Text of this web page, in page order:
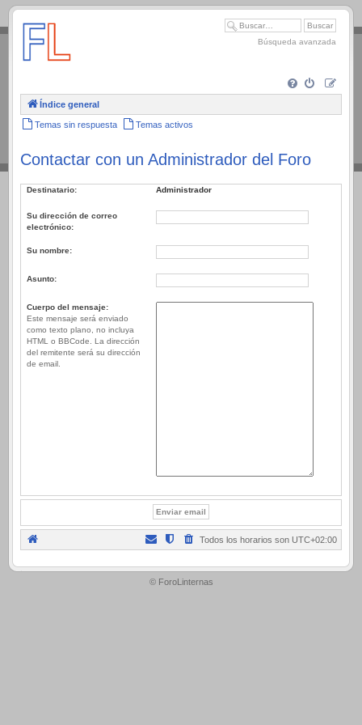
.
Búsqueda avanzada
Índice general
Temas sin respuesta Temas activos
Contactar con un Administrador del Foro
Destinatario: Administrador
Su dirección de correo
electrónico:
Su nombre:
Asunto:
Cuerpo del mensaje:
Este mensaje será enviado
como texto plano, no incluya
HTML o BBCode. La dirección
del remitente será su dirección
de email.
Todos los horarios son UTC+02:00
.
© ForoLinternas